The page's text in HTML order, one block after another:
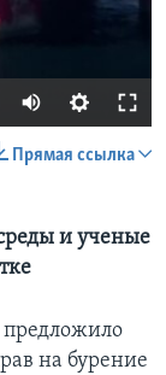
Прямая ссылка
и ученые
на бурение